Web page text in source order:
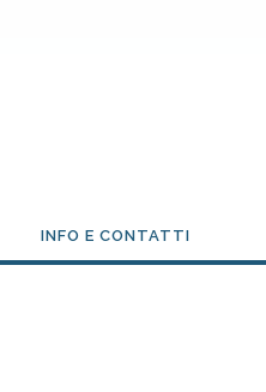
INFO E CONTATTI